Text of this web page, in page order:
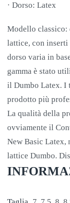
· Dorso: Latex
Modello classico:
lattice, con
dorso varia in
gamma è stato
il Dumbo Latex. I
prodotto più
La qualità della
ovviamente il
New Basic Latex,
lattice Dumbo.